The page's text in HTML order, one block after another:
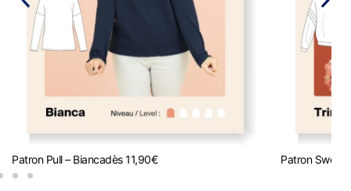
Patron Pull – Biancadès11,90€ Patron Sweat